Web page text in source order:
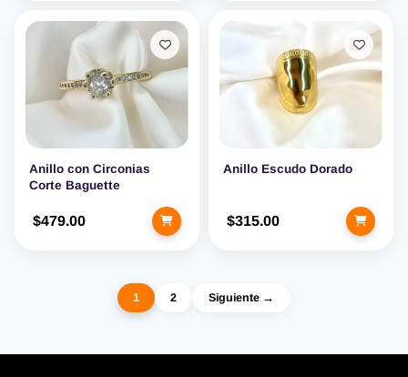
Anillo con Circonias
Corte Baguette
$479.00
Anillo Escudo Dorado
$315.00
1 2 Siguiente →